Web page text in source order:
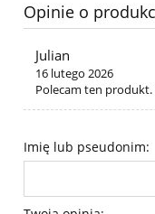
Opinie o
Julian
16 lutego 2026
Polecam ten produkt.
Imię lub pseudonim: